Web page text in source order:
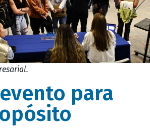
para